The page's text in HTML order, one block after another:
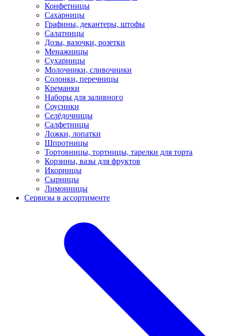
Конфетницы
Сахарницы
Графины, декантеры, штофы
Салатницы
Дозы, вазочки, розетки
Менажницы
Сухарницы
Молочники, сливочники
Солонки, перечницы
Креманки
Наборы для заливного
Соусники
Селёдочницы
Салфетницы
Ложки, лопатки
Шпротницы
Тортовницы, тортницы, тарелки для торта
Корзины, вазы для фруктов
Икорницы
Сырницы
Лимонницы
Сервизы в ассортименте